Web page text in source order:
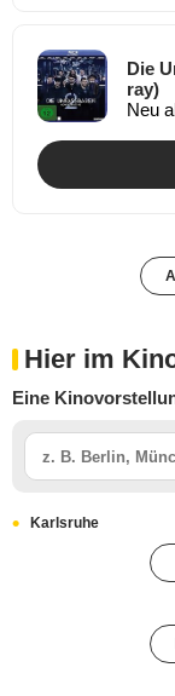
Die
ray)
Neu
Hier im
Eine
Karlsruhe